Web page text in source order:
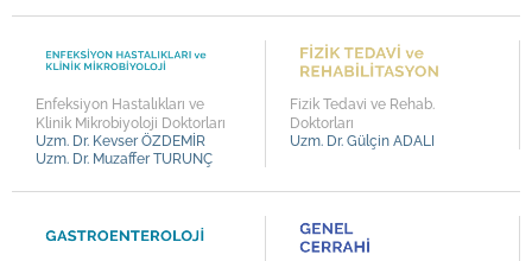
Uzm. Dr. Kevser ÖZDEMİR
Uzm. Dr. Muzaffer TURUNÇ
Uzm. Dr. Murat BAKIŞ
Uzm. Dr. Fatma BELGER
Uzm. Dr. Sedat ÇOLAK
Uzm. Dr. Murat İNAN
Enfeksiyon Hastalıkları ve
Klinik Mikrobiyoloji Doktorları
Uzm. Dr. Kevser ÖZDEMİR
Uzm. Dr. Muzaffer TURUNÇ
Fizik Tedavi ve Rehab.
Doktorları
Uzm. Dr. Gülçin ADALI